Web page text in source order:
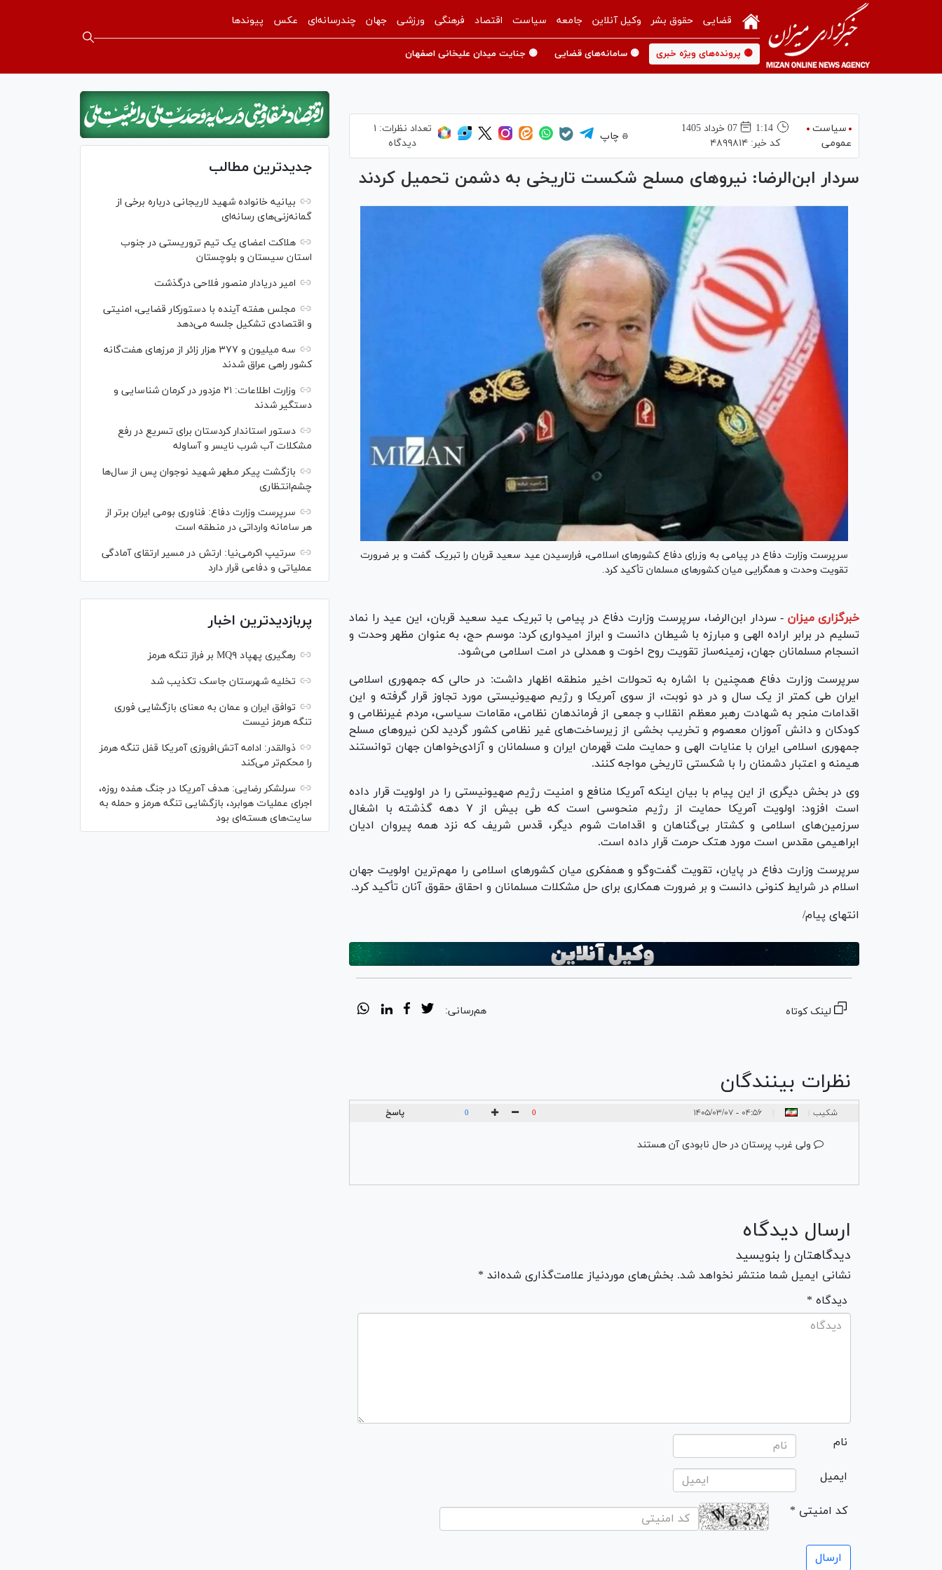
قضایی حقوق بشر وکیل آنلاین جامعه سیاست اقتصاد فرهنگی ورزشی جهان چندرسانه‌ای عکس پیوندها
🟡 پرونده‌های ویژه خبری 🟡 سامانه‌های قضایی 🟡 جنایت میدان علیخانی اصفهان
سیاست
عمومی
1:14
07 خرداد 1405
کد خبر: ۴۸۹۹۸۱۴
چاپ
تعداد نظرات: ۱
دیدگاه
سردار ابن‌الرضا: نیرو‌های مسلح شکست تاریخی به دشمن تحمیل کردند
سرپرست وزارت دفاع در پیامی به وزرای دفاع کشور‌های اسلامی، فرارسیدن عید سعید قربان را تبریک گفت و بر ضرورت
تقویت وحدت و همگرایی میان کشور‌های مسلمان تأکید کرد.
خبرگزاری میزان - سردار ابن‌الرضا، سرپرست وزارت دفاع در پیامی با تبریک عید سعید قربان، این عید را نماد
تسلیم در برابر اراده الهی و مبارزه با شیطان دانست و ابراز امیدواری کرد: موسم حج، به عنوان مظهر وحدت و
انسجام مسلمانان جهان، زمینه‌ساز تقویت روح اخوت و همدلی در امت اسلامی می‌شود.
سرپرست وزارت دفاع همچنین با اشاره به تحولات اخیر منطقه اظهار داشت: در حالی که جمهوری اسلامی
ایران طی کمتر از یک سال و در دو نوبت، از سوی آمریکا و رژیم صهیونیستی مورد تجاوز قرار گرفته و این
اقدامات منجر به شهادت رهبر معظم انقلاب و جمعی از فرماندهان نظامی، مقامات سیاسی، مردم غیرنظامی و
کودکان و دانش آموزان معصوم و تخریب بخشی از زیرساخت‌های غیر نظامی کشور گردید لکن نیرو‌های مسلح
جمهوری اسلامی ایران با عنایات الهی و حمایت ملت قهرمان ایران و مسلمانان و آزادی‌خواهان جهان توانستند
هیمنه و اعتبار دشمنان را با شکستی تاریخی مواجه کنند.
وی در بخش دیگری از این پیام با بیان اینکه آمریکا منافع و امنیت رژیم صهیونیستی را در اولویت قرار داده
است افزود: اولویت آمریکا حمایت از رژیم منحوسی است که طی بیش از ۷ دهه گذشته با اشغال
سرزمین‌های اسلامی و کشتار بی‌گناهان و اقدامات شوم دیگر، قدس شریف که نزد همه پیروان ادیان
ابراهیمی مقدس است مورد هتک حرمت قرار داده است.
سرپرست وزارت دفاع در پایان، تقویت گفت‌و‌گو و همفکری میان کشور‌های اسلامی را مهم‌ترین اولویت جهان
اسلام در شرایط کنونی دانست و بر ضرورت همکاری برای حل مشکلات مسلمانان و احقاق حقوق آنان تأکید کرد.
انتهای پیام/
لینک کوتاه هم‌رسانی:
نظرات بینندگان
شکیب ۰۴:۵۶ - ۱۴۰۵/۰۳/۰۷ 0
0 پاسخ
ولی غرب پرستان در حال نابودی آن هستند
ارسال دیدگاه
دیدگاهتان را بنویسید
نشانی ایمیل شما منتشر نخواهد شد. بخش‌های موردنیاز علامت‌گذاری شده‌اند *
* دیدگاه
نام
ایمیل
* کد امنیتی
جدیدترین مطالب
بیانیه خانواده شهید لاریجانی درباره برخی از
گمانه‌زنی‌های رسانه‌ای
هلاکت اعضای یک تیم تروریستی در جنوب
استان سیستان و بلوچستان
امیر دریادار منصور فلاحی درگذشت
مجلس هفته آینده با دستورکار قضایی، امنیتی
و اقتصادی تشکیل جلسه می‌دهد
سه میلیون و ۳۷۷ هزار زائر از مرز‌های هفت‌گانه
کشور راهی عراق شدند
وزارت اطلاعات: ۲۱ مزدور در کرمان شناسایی و
دستگیر شدند
دستور استاندار کردستان برای تسریع در رفع
مشکلات آب شرب نایسر و آساوله
بازگشت پیکر مطهر شهید نوجوان پس از سال‌ها
چشم‌انتظاری
سرپرست وزارت دفاع: فناوری بومی ایران برتر از
هر سامانه وارداتی در منطقه است
سرتیپ اکرمی‌نیا: ارتش در مسیر ارتقای آمادگی
عملیاتی و دفاعی قرار دارد
پربازدیدترین اخبار
رهگیری پهپاد MQ۹ بر فراز تنگه هرمز
تخلیه شهرستان جاسک تکذیب شد
توافق ایران و عمان به معنای بازگشایی فوری
تنگه هرمز نیست
ذوالقدر: ادامه آتش‌افروزی آمریکا قفل تنگه هرمز
را محکم‌تر می‌کند
سرلشکر رضایی: هدف آمریکا در جنگ هفده روزه،
اجرای عملیات هوابرد، بازگشایی تنگه هرمز و حمله به
سایت‌های هسته‌ای بود